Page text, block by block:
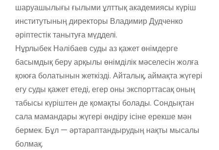
шаруашылығы ғылыми ұлттық академиясы күріш
институтының директоры Владимир Дудченко
әріптестік танытуға мүдделі.
Нұрлыбек Нәлібаев суды аз қажет өнімдерге
басымдық беру арқылы өнімділік мәселесін жолға
қоюға болатынын жеткізді. Айталық, аймақта жүгері
егу суды қажет етеді, егер оны экспорттасақ оның
табысы күріштен де қомақты болады. Сондықтан
сала мамандары жүгері өндіру ісіне ерекше мән
бермек. Бұл — әртараптандырудың нақты мысалы
болмақ.